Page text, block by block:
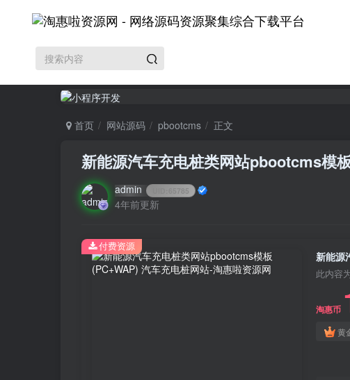
首页 网站源码 pbootcms 正文
新能源汽车充电桩类网站pbootcms模
admin 65785
4年前更新
新能源
此内容
淘惠币
黄
付费资源